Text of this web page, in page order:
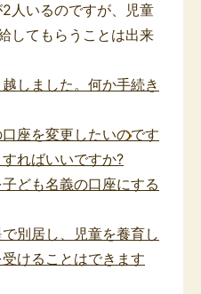
2人いるのですが、児童
してもらうことは出来
しました。何か手続き
口座を変更したいのです
ればいいですか?
子ども名義の口座にする
で別居し、児童を養育し
けることはできます